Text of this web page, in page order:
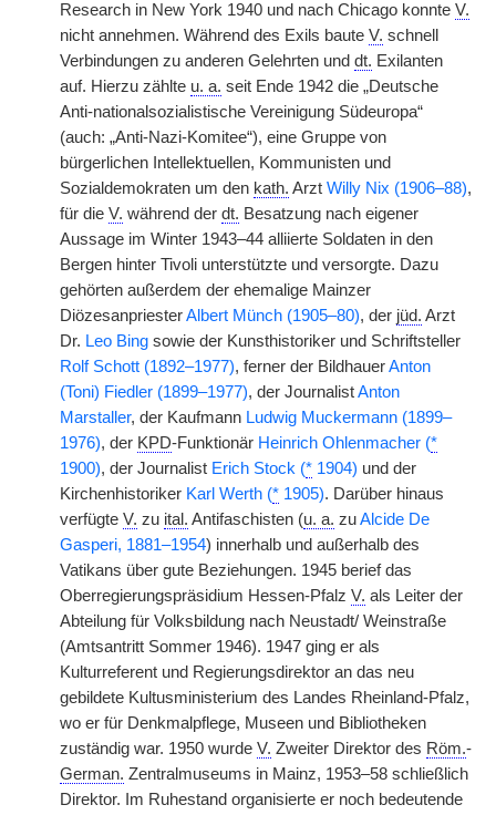
Research in New York 1940 und nach Chicago konnte V.
nicht annehmen. Während des Exils baute V. schnell
Verbindungen zu anderen Gelehrten und dt. Exilanten
auf. Hierzu zählte u. a. seit Ende 1942 die „Deutsche
Anti-nationalsozialistische Vereinigung Südeuropa“
(auch: „Anti-Nazi-Komitee“), eine Gruppe von
bürgerlichen Intellektuellen, Kommunisten und
Sozialdemokraten um den kath. Arzt Willy Nix (1906–88),
für die V. während der dt. Besatzung nach eigener
Aussage im Winter 1943–44 alliierte Soldaten in den
Bergen hinter Tivoli unterstützte und versorgte. Dazu
gehörten außerdem der ehemalige Mainzer
DiözesanpriesterAlbert Münch (1905–80), der jüd. Arzt
Dr. Leo Bing sowie der Kunsthistoriker und Schriftsteller
Rolf Schott (1892–1977), ferner der BildhauerAnton
(Toni) Fiedler (1899–1977), der JournalistAnton
Marstaller, der Kaufmann Ludwig Muckermann (1899–
1976), der KPD-Funktionär Heinrich Ohlenmacher (*
1900), der Journalist Erich Stock (* 1904) und der
Kirchenhistoriker Karl Werth (* 1905). Darüber hinaus
verfügte V. zu ital. Antifaschisten (u. a. zuAlcide De
Gasperi, 1881–1954) innerhalb und außerhalb des
Vatikans über gute Beziehungen. 1945 berief das
Oberregierungspräsidium Hessen-Pfalz V. als Leiter der
Abteilung für Volksbildung nach Neustadt/ Weinstraße
(Amtsantritt Sommer 1946). 1947 ging er als
Kulturreferent und Regierungsdirektor an das neu
gebildete Kultusministerium des Landes Rheinland-Pfalz,
wo er für Denkmalpflege, Museen und Bibliotheken
zuständig war. 1950 wurde V. Zweiter Direktor des Röm.-
German. Zentralmuseums in Mainz, 1953–58 schließlich
Direktor. Im Ruhestand organisierte er noch bedeutende